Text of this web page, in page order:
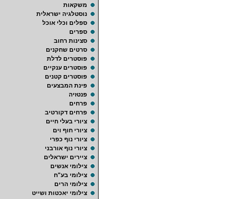
משקאות
נוסטלגיה ישראלית
ספלים וכלי אוכל
ספרים
סצינות רחוב
סרטים שחקנים
פוסטרים לדלת
פוסטרים ענקיים
פוסטרים קטנים
פינת המבצעים
פנטזיה
פרחים
פרחים דקורטיב
ציורי בעלי חיים
ציורי חוף וים
ציורי נוף כפרי
ציורי נוף אורבני
ציירים ישראלים
צילומי אנשים
צילומי בע"ח
צילומי הרים
צילומי יאכטות ושייט